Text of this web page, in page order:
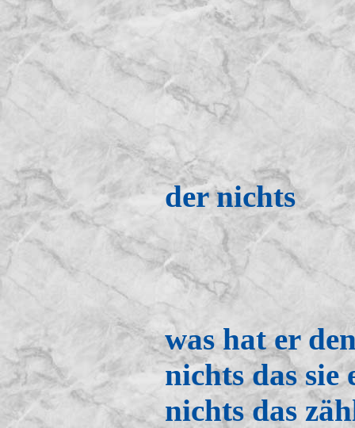
der nichts
was hat er
nichts das sie
nichts das